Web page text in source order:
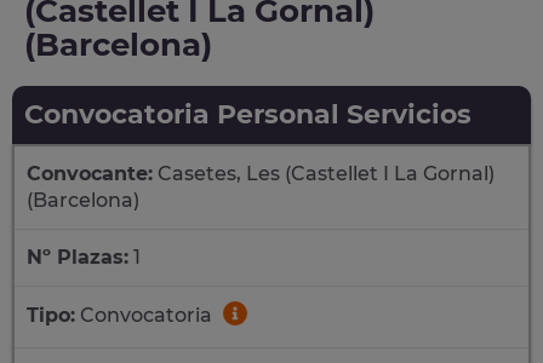
(Castellet I La Gornal)
(Barcelona)
Convocatoria Personal Servicios
Convocante: Casetes, Les (Castellet I La Gornal)
(Barcelona)
Nº Plazas: 1
Tipo: Convocatoria